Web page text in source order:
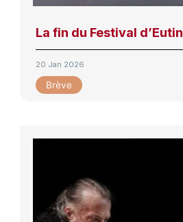
La fin du Festival d’Eutin
20 Jan 2026
Brève